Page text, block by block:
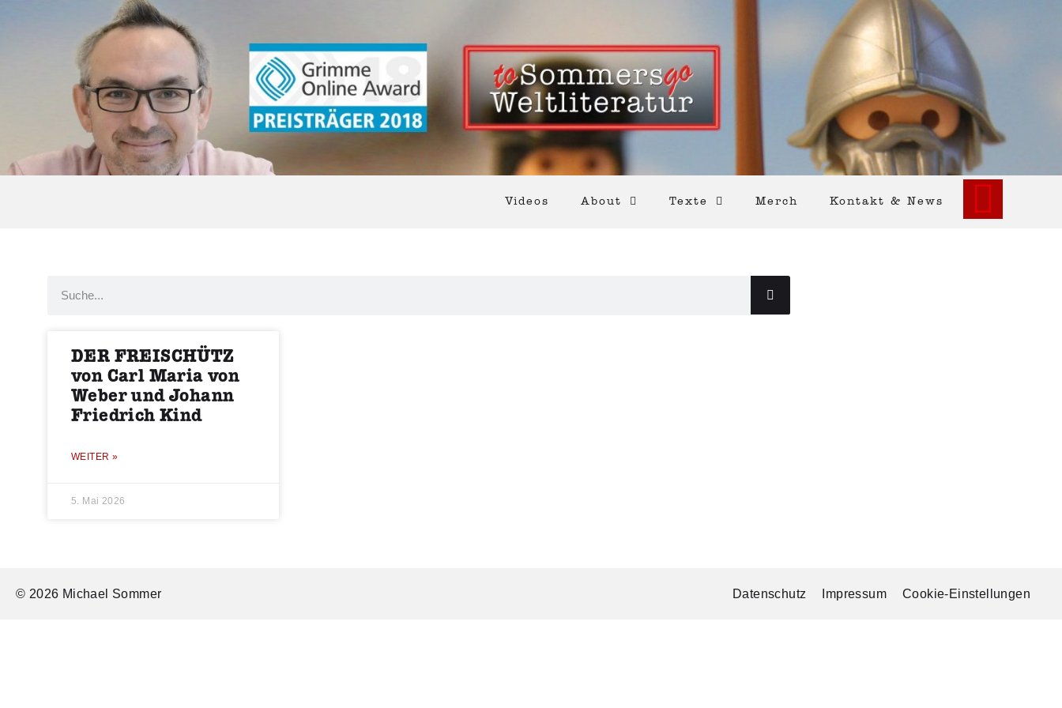
Videos About Texte Merch Kontakt & News
DER FREISCHÜTZ
von Carl Maria von
Weber und Johann
Friedrich Kind
WEITER »
5. Mai 2026
© 2026 Michael Sommer Datenschutz Impressum Cookie-Einstellungen